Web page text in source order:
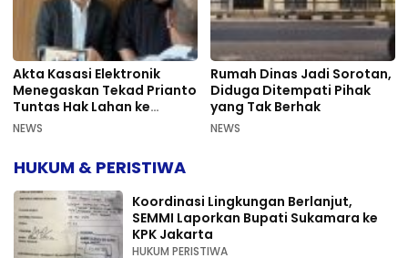
Akta Kasasi Elektronik
Menegaskan Tekad Prianto
Tuntas Hak Lahan ke
Mahkamah Agung
NEWS
Rumah Dinas Jadi Sorotan,
Diduga Ditempati Pihak
yang Tak Berhak
NEWS
HUKUM & PERISTIWA
Koordinasi Lingkungan Berlanjut,
SEMMI Laporkan Bupati Sukamara ke
KPK Jakarta
HUKUM PERISTIWA